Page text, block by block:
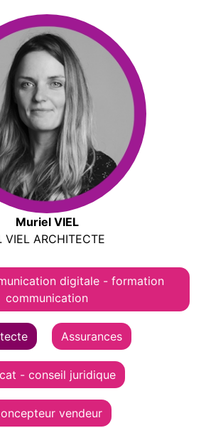
Muriel VIEL
VIEL ARCHITECTE
digitale - formation
communication
Assurances
- conseil juridique
vendeur